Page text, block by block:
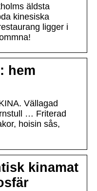
äldsta
kinesiska
ligger i
hem
Vällagad
… Friterad
hoisin sås,
kinamat